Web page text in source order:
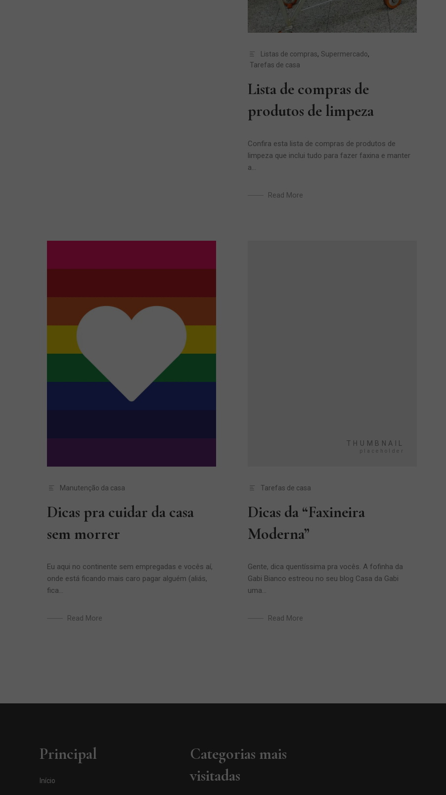
Listas de compras, Supermercado,
Tarefas de casa
Lista de compras de
produtos de limpeza
Confira esta lista de compras de produtos de
limpeza que inclui tudo para fazer faxina e manter
a...
Read More
Manutenção da casa
Dicas pra cuidar da casa
sem morrer
Eu aqui no continente sem empregadas e vocês aí,
onde está ficando mais caro pagar alguém (aliás,
fica...
Read More
Tarefas de casa
Dicas da “Faxineira
Moderna”
Gente, dica quentíssima pra vocês. A fofinha da
Gabi Bianco estreou no seu blog Casa da Gabi
uma...
Read More
Principal
Início
Categorias mais
visitadas